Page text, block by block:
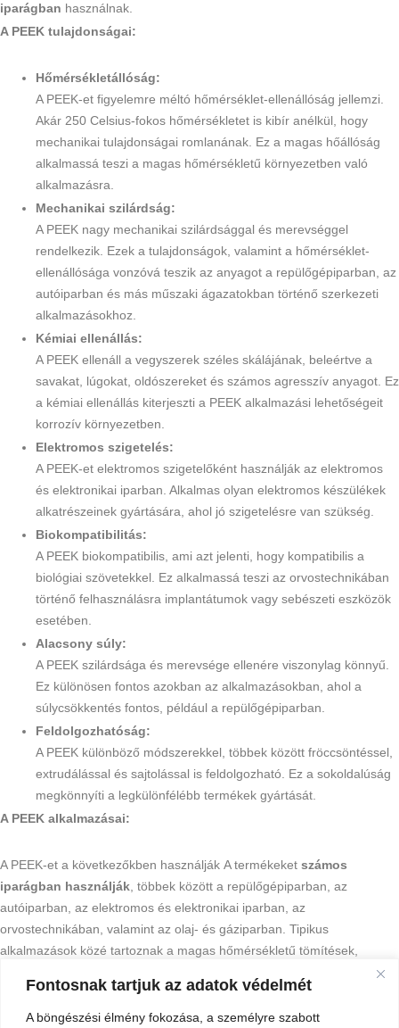
Fontosnak tartjuk az adatok védelmét
A böngészési élmény fokozása, a személyre szabott
iparágban használnak.
A PEEK tulajdonságai:
Hőmérsékletállóság:
A PEEK-et figyelemre méltó hőmérséklet-ellenállóság jellemzi.
Akár 250 Celsius-fokos hőmérsékletet is kibír anélkül, hogy
mechanikai tulajdonságai romlanának. Ez a magas hőállóság
alkalmassá teszi a magas hőmérsékletű környezetben való
alkalmazásra.
Mechanikai szilárdság:
A PEEK nagy mechanikai szilárdsággal és merevséggel
rendelkezik. Ezek a tulajdonságok, valamint a hőmérséklet-
ellenállósága vonzóvá teszik az anyagot a repülőgépiparban, az
autóiparban és más műszaki ágazatokban történő szerkezeti
alkalmazásokhoz.
Kémiai ellenállás:
A PEEK ellenáll a vegyszerek széles skálájának, beleértve a
savakat, lúgokat, oldószereket és számos agresszív anyagot. Ez
a kémiai ellenállás kiterjeszti a PEEK alkalmazási lehetőségeit
korrozív környezetben.
Elektromos szigetelés:
A PEEK-et elektromos szigetelőként használják az elektromos
és elektronikai iparban. Alkalmas olyan elektromos készülékek
alkatrészeinek gyártására, ahol jó szigetelésre van szükség.
Biokompatibilitás:
A PEEK biokompatibilis, ami azt jelenti, hogy kompatibilis a
biológiai szövetekkel. Ez alkalmassá teszi az orvostechnikában
történő felhasználásra implantátumok vagy sebészeti eszközök
esetében.
Alacsony súly:
A PEEK szilárdsága és merevsége ellenére viszonylag könnyű.
Ez különösen fontos azokban az alkalmazásokban, ahol a
súlycsökkentés fontos, például a repülőgépiparban.
Feldolgozhatóság:
A PEEK különböző módszerekkel, többek között fröccsöntéssel,
extrudálással és sajtolással is feldolgozható. Ez a sokoldalúság
megkönnyíti a legkülönfélébb termékek gyártását.
A PEEK alkalmazásai:
A PEEK-et a következőkben használják A termékeket számos
iparágban használják, többek között a repülőgépiparban, az
autóiparban, az elektromos és elektronikai iparban, az
orvostechnikában, valamint az olaj- és gáziparban. Tipikus
alkalmazások közé tartoznak a magas hőmérsékletű tömítések,
csapágyak, implantátumok, elektromos szigetelők, kopó alkatrészek és
még sok más.